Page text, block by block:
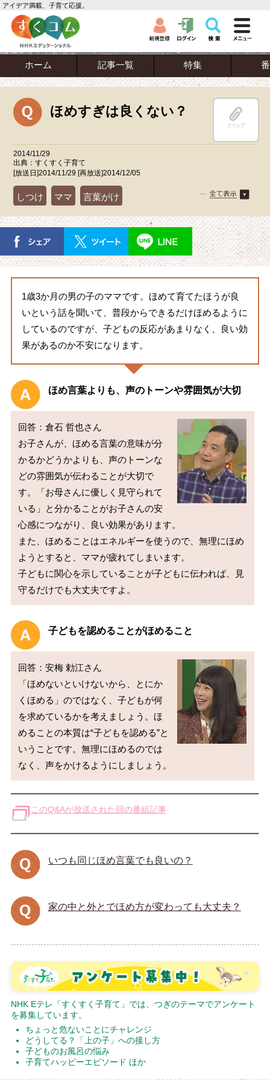
アイデア満載、子育て応援。
ホーム 記事一覧 特集
ほめすぎは良くない？
クリップ
2014/11/29
出典：すくすく子育て
[放送日]2014/11/29 [再放送]2014/12/05
しつけ ママ 言葉がけ
1歳3か月の男の子のママです。ほめて育てたほうが良
いという話を聞いて、普段からできるだけほめるように
しているのですが、子どもの反応があまりなく、良い効
果があるのか不安になります。
ほめ言葉よりも、声のトーンや雰囲気が大切
回答：倉石 哲也さん
お子さんが、ほめる言葉の意味が分
かるかどうかよりも、声のトーンな
どの雰囲気が伝わることが大切で
す。「お母さんに優しく見守られて
いる」と分かることがお子さんの安
心感につながり、良い効果があります。
また、ほめることはエネルギーを使うので、無理にほめ
ようとすると、ママが疲れてしまいます。
子どもに関心を示していることが子どもに伝われば、見
守るだけでも大丈夫ですよ。
子どもを認めることがほめること
回答：安梅 勅江さん
「ほめないといけないから、とにか
くほめる」のではなく、子どもが何
を求めているかを考えましょう。ほ
めることの本質は“子どもを認める”と
いうことです。無理にほめるのでは
なく、声をかけるようにしましょう。
このQ&Aが放送された回の番組記事
いつも同じほめ言葉でも良いの？
家の中と外とでほめ方が変わっても大丈夫？
NHK Eテレ「すくすく子育て」では、つぎのテーマでアンケート
を募集しています。
ちょっと危ないことにチャレンジ
どうしてる？「上の子」への接し方
子どものお風呂の悩み
子育てハッピーエピソード ほか